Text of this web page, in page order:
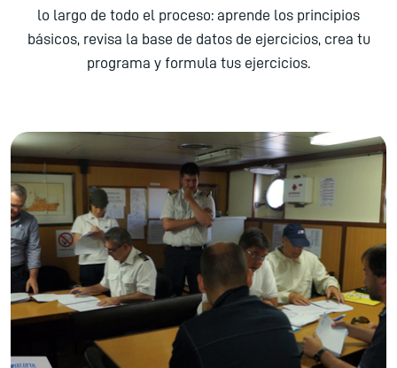
lo largo de todo el proceso: aprende los principios
básicos, revisa la base de datos de ejercicios, crea tu
programa y formula tus ejercicios.